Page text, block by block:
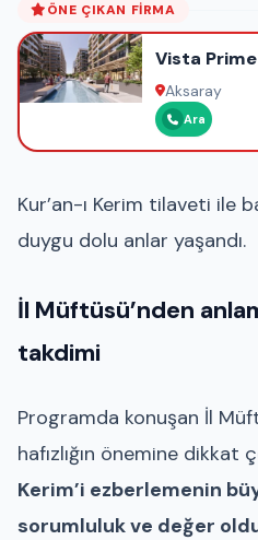
ÖNE ÇIKAN FIRMA
Vista
– Ofis –
Aksaray
Ara
Kur’an-ı Kerim tilaveti ile
duygu dolu anlar yaşandı.
İl Müftüsü’nden
takdimi
Programda konuşan İl
hafızlığın önemine dikkat
Kerim’i ezberlemenin
sorumluluk ve değer